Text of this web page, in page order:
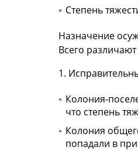
Степень
Назначение
Всего
1.
Колония-
что степень
Колония
попадали в